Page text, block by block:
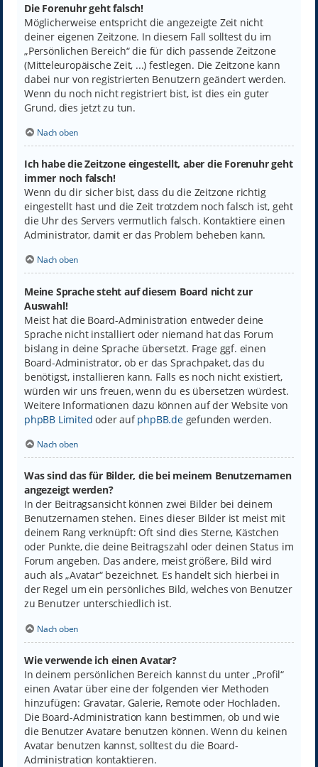
Die Forenuhr geht falsch!
Möglicherweise entspricht die angezeigte Zeit nicht
deiner eigenen Zeitzone. In diesem Fall solltest du im
„Persönlichen Bereich“ die für dich passende Zeitzone
(Mitteleuropäische Zeit, ...) festlegen. Die Zeitzone kann
dabei nur von registrierten Benutzern geändert werden.
Wenn du noch nicht registriert bist, ist dies ein guter
Grund, dies jetzt zu tun.
Nach oben
Ich habe die Zeitzone eingestellt, aber die Forenuhr geht
immer noch falsch!
Wenn du dir sicher bist, dass du die Zeitzone richtig
eingestellt hast und die Zeit trotzdem noch falsch ist, geht
die Uhr des Servers vermutlich falsch. Kontaktiere einen
Administrator, damit er das Problem beheben kann.
Nach oben
Meine Sprache steht auf diesem Board nicht zur
Auswahl!
Meist hat die Board-Administration entweder deine
Sprache nicht installiert oder niemand hat das Forum
bislang in deine Sprache übersetzt. Frage ggf. einen
Board-Administrator, ob er das Sprachpaket, das du
benötigst, installieren kann. Falls es noch nicht existiert,
würden wir uns freuen, wenn du es übersetzen würdest.
Weitere Informationen dazu können auf der Website von
phpBB Limited oder aufphpBB.degefunden werden.
Nach oben
Was sind das für Bilder, die bei meinem Benutzernamen
angezeigt werden?
In der Beitragsansicht können zwei Bilder bei deinem
Benutzernamen stehen. Eines dieser Bilder ist meist mit
deinem Rang verknüpft: Oft sind dies Sterne, Kästchen
oder Punkte, die deine Beitragszahl oder deinen Status im
Forum angeben. Das andere, meist größere, Bild wird
auch als „Avatar“ bezeichnet. Es handelt sich hierbei in
der Regel um ein persönliches Bild, welches von Benutzer
zu Benutzer unterschiedlich ist.
Nach oben
Wie verwende ich einen Avatar?
In deinem persönlichen Bereich kannst du unter „Profil“
einen Avatar über eine der folgenden vier Methoden
hinzufügen: Gravatar, Galerie, Remote oder Hochladen.
Die Board-Administration kann bestimmen, ob und wie
die Benutzer Avatare benutzen können. Wenn du keinen
Avatar benutzen kannst, solltest du die Board-
Administration kontaktieren.